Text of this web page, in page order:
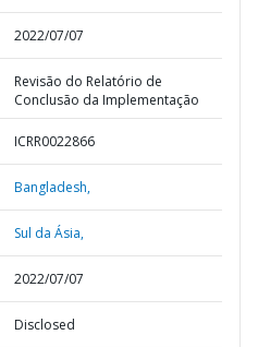
2022/07/07
Revisão do Relatório de
Conclusão da Implementação
ICRR0022866
Bangladesh,
Sul da Ásia,
2022/07/07
Disclosed